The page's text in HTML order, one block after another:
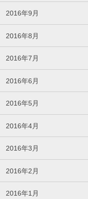
2016年9月
2016年8月
2016年7月
2016年6月
2016年5月
2016年4月
2016年3月
2016年2月
2016年1月